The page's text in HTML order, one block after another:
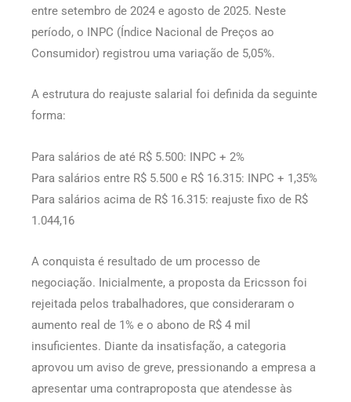
entre setembro de 2024 e agosto de 2025. Neste
período, o INPC (Índice Nacional de Preços ao
Consumidor) registrou uma variação de 5,05%.
A estrutura do reajuste salarial foi definida da seguinte
forma:
Para salários de até R$ 5.500: INPC + 2%
Para salários entre R$ 5.500 e R$ 16.315: INPC + 1,35%
Para salários acima de R$ 16.315: reajuste fixo de R$
1.044,16
A conquista é resultado de um processo de
negociação. Inicialmente, a proposta da Ericsson foi
rejeitada pelos trabalhadores, que consideraram o
aumento real de 1% e o abono de R$ 4 mil
insuficientes. Diante da insatisfação, a categoria
aprovou um aviso de greve, pressionando a empresa a
apresentar uma contraproposta que atendesse às